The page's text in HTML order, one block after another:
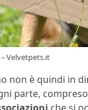
Velvetpets.it
non è quindi in
parte,
che si